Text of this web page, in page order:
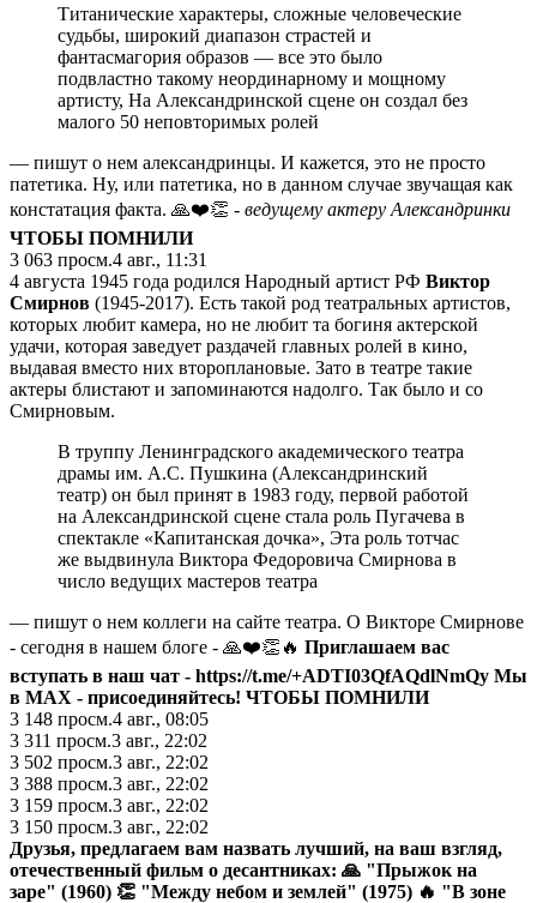
Титанические характеры, сложные человеческие
судьбы, широкий диапазон страстей и
фантасмагория образов — все это было
подвластно такому неординарному и мощному
артисту, На Александринской сцене он создал без
малого 50 неповторимых ролей
— пишут о нем александринцы. И кажется, это не просто
патетика. Ну, или патетика, но в данном случае звучащая как
констатация факта. 🙏❤️👏 - ведущему актеру Александринки
ЧТОБЫ ПОМНИЛИ
3 063 просм.4 авг., 11:31
4 августа 1945 года родился Народный артист РФ Виктор
Смирнов (1945-2017). Есть такой род театральных артистов,
которых любит камера, но не любит та богиня актерской
удачи, которая заведует раздачей главных ролей в кино,
выдавая вместо них второплановые. Зато в театре такие
актеры блистают и запоминаются надолго. Так было и со
Смирновым.
В труппу Ленинградского академического театра
драмы им. А.С. Пушкина (Александринский
театр) он был принят в 1983 году, первой работой
на Александринской сцене стала роль Пугачева в
спектакле «Капитанская дочка», Эта роль тотчас
же выдвинула Виктора Федоровича Смирнова в
число ведущих мастеров театра
— пишут о нем коллеги на сайте театра. О Викторе Смирнове
- сегодня в нашем блоге - 🙏❤️👏🔥 Приглашаем вас
вступать в наш чат - https://t.me/+ADTI03QfAQdlNmQy Мы
в МАХ - присоединяйтесь! ЧТОБЫ ПОМНИЛИ
3 148 просм.4 авг., 08:05
3 311 просм.3 авг., 22:02
3 502 просм.3 авг., 22:02
3 388 просм.3 авг., 22:02
3 159 просм.3 авг., 22:02
3 150 просм.3 авг., 22:02
Друзья, предлагаем вам назвать лучший, на ваш взгляд,
отечественный фильм о десантниках: 🙏 "Прыжок на
заре" (1960) 👏 "Между небом и землей" (1975) 🔥 "В зоне